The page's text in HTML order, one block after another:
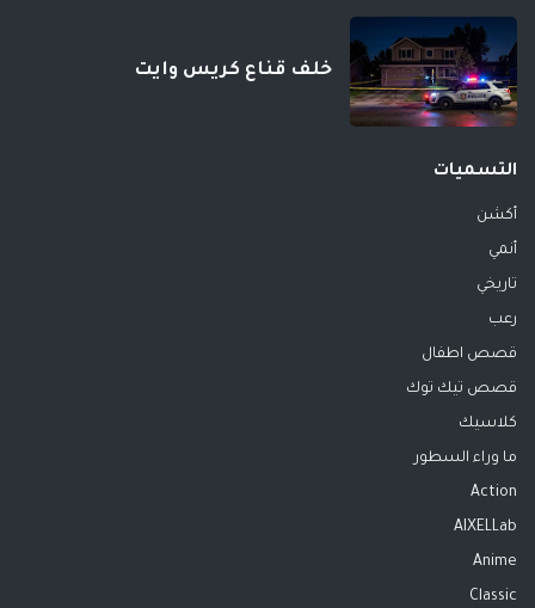
خلف قناع كريس وايت
التسميات
أكشن
أنمي
تاريخي
رعب
قصص اطفال
قصص تيك توك
كلاسيك
ما وراء السطور
Action
AIXELLab
Anime
Classic